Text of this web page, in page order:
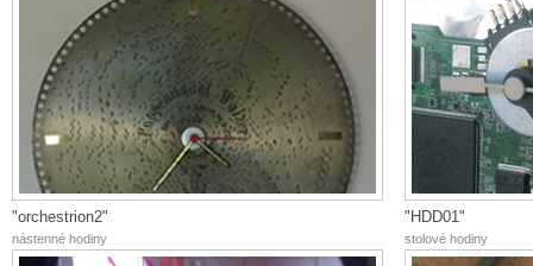
"orchestrion2"
nástenné hodiny
"HDD01"
stolové hodiny